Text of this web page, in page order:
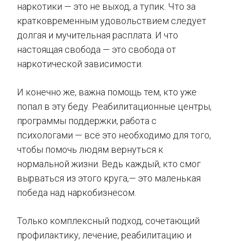
наркотики — это не выход, а тупик. Что за
кратковременным удовольствием следует
долгая и мучительная расплата. И что
настоящая свобода — это свобода от
наркотической зависимости.
И конечно же, важна помощь тем, кто уже
попал в эту беду. Реабилитационные центры,
программы поддержки, работа с
психологами — всё это необходимо для того,
чтобы помочь людям вернуться к
нормальной жизни. Ведь каждый, кто смог
вырваться из этого круга,— это маленькая
победа над наркобизнесом.
Только комплексный подход, сочетающий
профилактику, лечение, реабилитацию и